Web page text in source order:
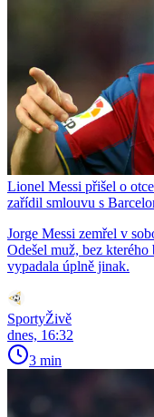
Lionel Messi přišel o
zařídil smlouvu s
Jorge Messi zemřel v
Odešel muž, bez
vypadala úplně jinak.
SportyŽivě
dnes, 16:32
3 min